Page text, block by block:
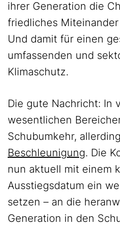
ihrer Generation die
friedliches
Und damit für einen
umfassenden und
Klimaschutz.
Die gute Nachricht: In
wesentlichen
Schubumkehr,
Beschleunigung. Die
nun aktuell mit einem
Ausstiegsdatum ein
setzen – an die
Generation in den